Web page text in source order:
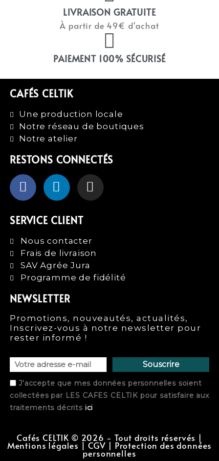
LIVRAISON GRATUITE
À partir de 49€ d'achat
PAIEMENT 100% SÉCURISÉ
CAFÉS CELTIK
Une production locale
Notre réseau de boutiques
Notre atelier
RESTONS CONNECTÉS
SERVICE CLIENT
Nous contacter
Frais de livraison
SAV Agrée Jura
Programme de fidélité
NEWSLETTER
Promotions, nouveautés, actualités,
Inscrivez-vous à notre newsletter pour
rester informé !
Souscrire
J'accepte que mes données personnelles soient
collectées par LES CAFES CELTIK pour satisfaire aux
traitements décrits ici
Cafés CELTIK © 2026 - Tout droits réservés |
Mentions légales | CGV | Protection des données
personnelles